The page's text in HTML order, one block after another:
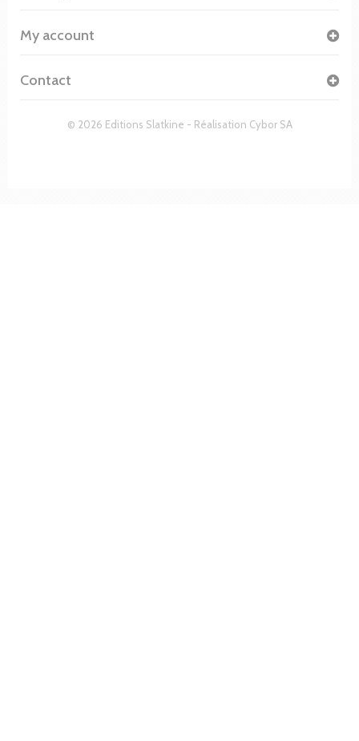
© 2026 Editions Slatkine - Réalisation Cybor SA
My account
Contact